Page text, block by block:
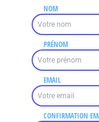
NOM
PRÉNOM
EMAIL
CONFIRMATION